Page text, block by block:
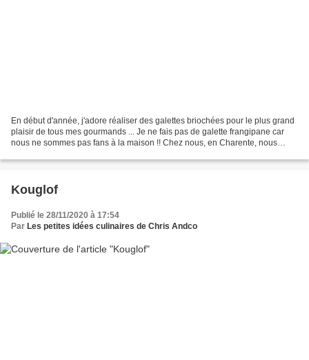
En début d'année, j'adore réaliser des galettes briochées pour le plus grand
plaisir de tous mes gourmands ... Je ne fais pas de galette frangipane car
nous ne sommes pas fans à la maison !! Chez nous, en Charente, nous
Kouglof
Publié le 28/11/2020 à 17:54
Par Les petites idées culinaires de Chris Andco